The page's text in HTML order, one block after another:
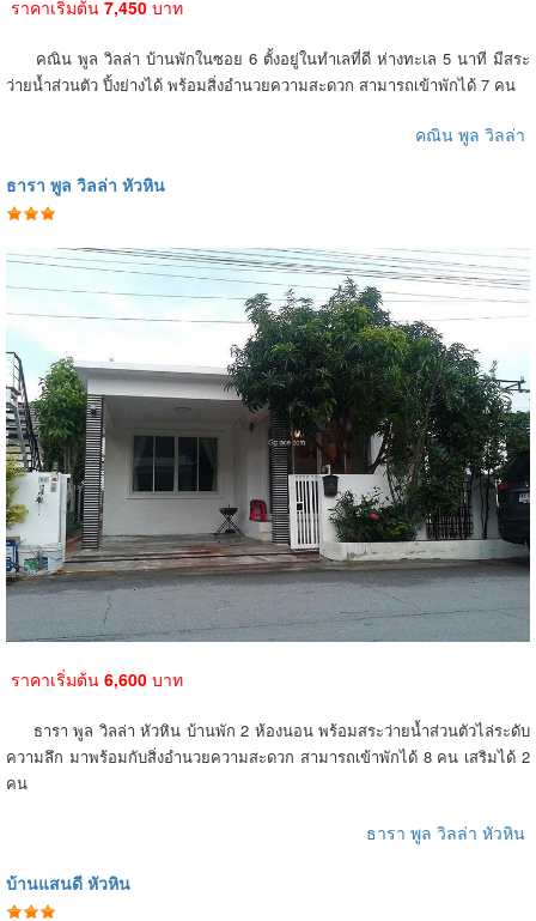
ราคาเริ่มต้น 7,450 บาท
คณิน พูล วิลล่า บ้านพักในซอย 6 ตั้งอยู่ในทำเลที่ดี ห่างทะเล 5 นาที มีสระ
ว่ายน้ำส่วนตัว ปิ้งย่างได้ พร้อมสิ่งอำนวยความสะดวก สามารถเข้าพักได้ 7 คน
คณิน พูล วิลล่า
ธารา พูล วิลล่า หัวหิน
ราคาเริ่มต้น 6,600 บาท
ธารา พูล วิลล่า หัวหิน บ้านพัก 2 ห้องนอน พร้อมสระว่ายน้ำส่วนตัวไล่ระดับ
ความลึก มาพร้อมกับสิ่งอำนวยความสะดวก สามารถเข้าพักได้ 8 คน เสริมได้ 2
คน
ธารา พูล วิลล่า หัวหิน
บ้านแสนดี หัวหิน